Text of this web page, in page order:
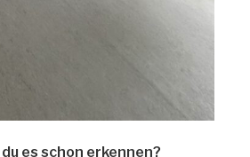
es schon erkennen?